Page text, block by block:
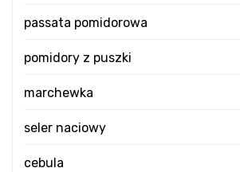
passata pomidorowa
pomidory z puszki
marchewka
seler naciowy
cebula